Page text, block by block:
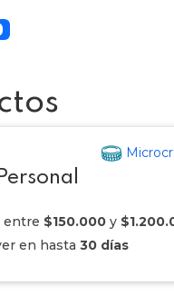
$150.000 y
en hasta 30 días